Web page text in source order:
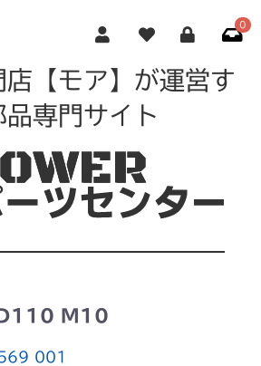
0
【モア】が運営す
品専門サイト
M10
001